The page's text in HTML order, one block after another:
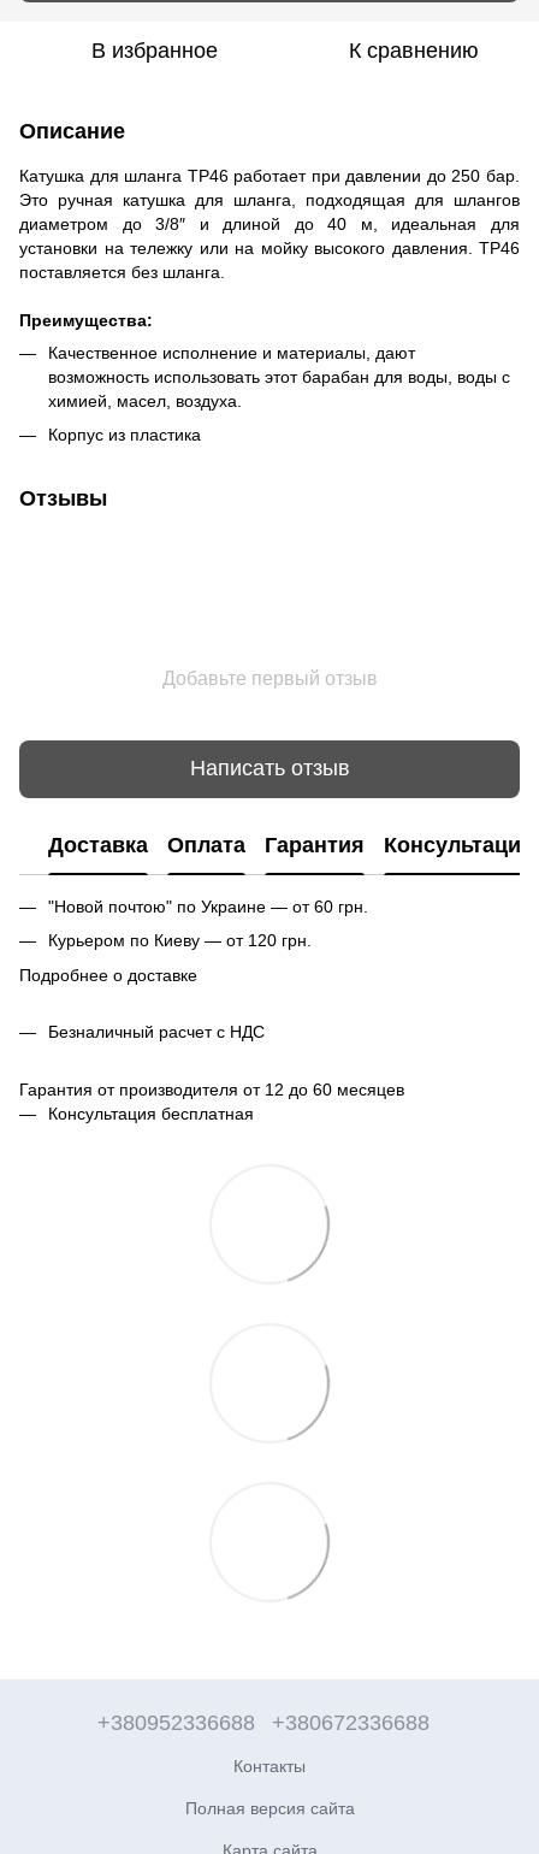
В избранное К сравнению
Описание
Катушка для шланга TP46 работает при давлении до 250 бар.
Это ручная катушка для шланга, подходящая для шлангов
диаметром до 3/8″ и длиной до 40 м, идеальная для
установки на тележку или на мойку высокого давления. TP46
поставляется без шланга.
Преимущества:
Качественное исполнение и материалы, дают
возможность использовать этот барабан для воды, воды с
химией, масел, воздуха.
Корпус из пластика
Отзывы
Добавьте первый отзыв
Написать отзыв
Доставка Оплата Гарантия Консультация
"Новой почтою" по Украине — от 60 грн.
Курьером по Киеву — от 120 грн.
Подробнее о доставке
Безналичный расчет с НДС
Гарантия от производителя от 12 до 60 месяцев
Консультация бесплатная
+380952336688 +380672336688
Контакты
Полная версия сайта